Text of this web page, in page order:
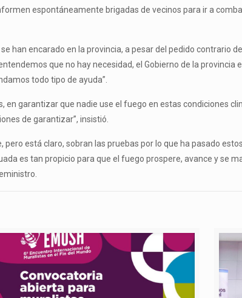
espontáneamente brigadas de vecinos para ir a
han encarado en la provincia, a pesar del pedido contrario
que no hay necesidad, el Gobierno de la
todo tipo de ayuda”.
garantizar que nadie use el fuego en estas condiciones
de garantizar”, insistió.
está claro, sobran las pruebas por lo que ha pasado
es tan propicio para que el fuego prospere, avance y se